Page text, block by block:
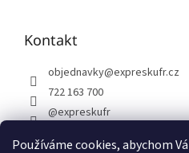
Používáme cookies, abychom
Kontakt
objednavky@expreskufr.cz
722 163 700
@expreskufr